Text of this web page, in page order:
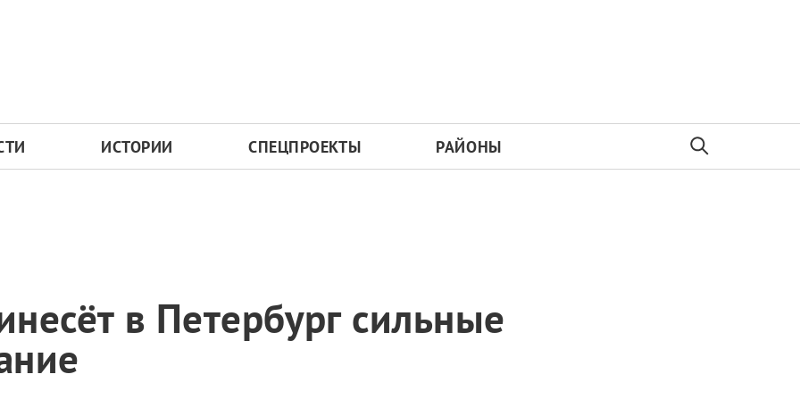
ИСТОРИИ СПЕЦПРОЕКТЫ РАЙОНЫ
в Петербург сильные